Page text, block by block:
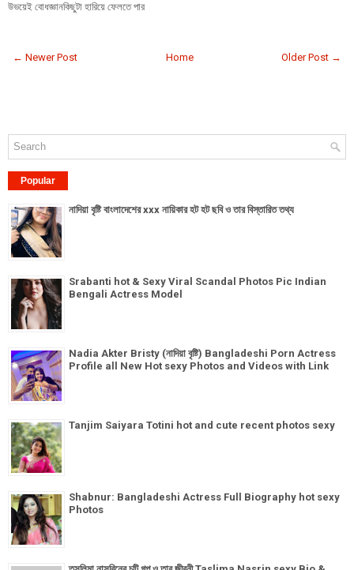
উভয়েই বোধজ্ঞানকিছুটা হারিয়ে ফেলতে পার
← Newer Post Older Post →
Home
Popular
নাদিয়া বৃষ্টি বাংলাদেশের xxx নায়িকার হট হট ছবি ও তার বিস্তারিত তথ্য
Srabanti hot & Sexy Viral Scandal Photos Pic Indian
Bengali Actress Model
Nadia Akter Bristy (নাদিয়া বৃষ্টি) Bangladeshi Porn Actress
Profile all New Hot sexy Photos and Videos with Link
Tanjim Saiyara Totini hot and cute recent photos sexy
Shabnur: Bangladeshi Actress Full Biography hot sexy
Photos